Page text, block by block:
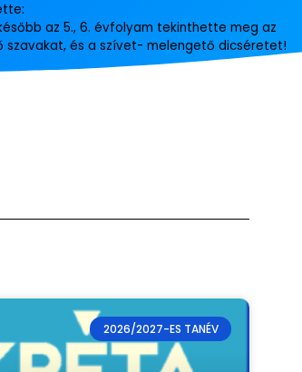
az 5., 6. évfolyam tekinthette meg az
szavakat, és a szívet- melengető dicséretet!
2026/2027-ES TANÉV